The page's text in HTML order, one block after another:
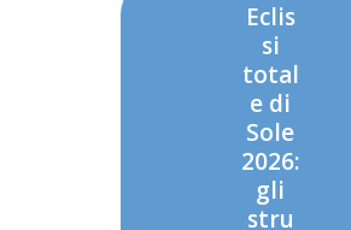
Eclis
si
total
e di
Sole
2026:
gli
stru